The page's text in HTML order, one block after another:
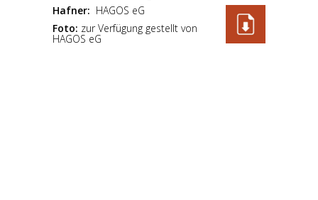
Hafner: HAGOS eG
Foto: zur Verfügung gestellt von
HAGOS eG